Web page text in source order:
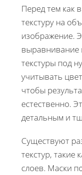
Перед тем как
текстуру на
изображение.
выравнивание
текстуры под
учитывать
чтобы
естественно.
детальным и
Существуют
текстур, такие
слоев. Маски